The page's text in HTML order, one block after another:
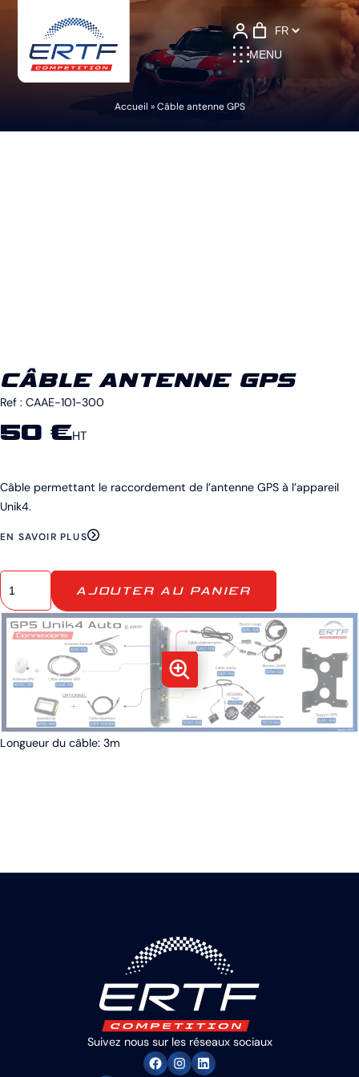
MENU
Language
Accueil »Câble antenne GPS
CÂBLE ANTENNE GPS
Ref : CAAE-101-300
50 €HT
Câble permettant le raccordement de l’antenne GPS à l’appareil
Unik4.
EN SAVOIR PLUS
AJOUTER AU PANIER
Longueur du câble: 3m
Suivez nous sur les réseaux sociaux